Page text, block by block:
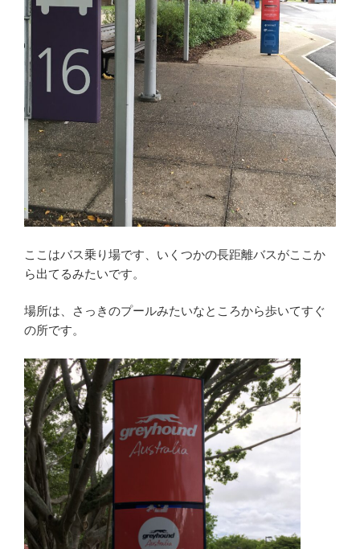
ここはバス乗り場です、いくつかの長距離バスがここか
ら出てるみたいです。
場所は、さっきのプールみたいなところから歩いてすぐ
の所です。